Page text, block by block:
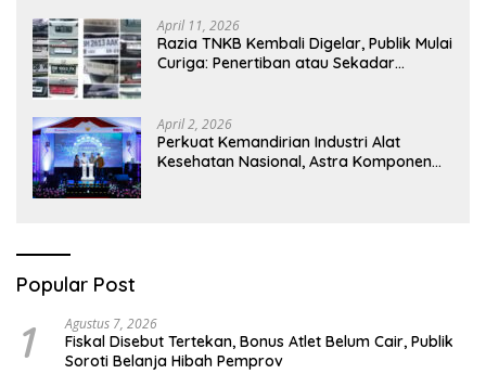
April 11, 2026
Razia TNKB Kembali Digelar, Publik Mulai
Curiga: Penertiban atau Sekadar
April 2, 2026
Perkuat Kemandirian Industri Alat
Kesehatan Nasional, Astra Komponen
Popular Post
1 Agustus 7, 2026
Fiskal Disebut Tertekan, Bonus Atlet Belum Cair, Publik
Soroti Belanja Hibah Pemprov